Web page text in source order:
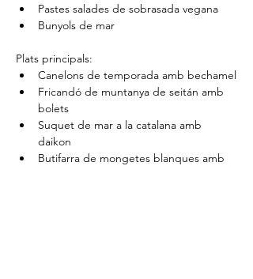
Pastes salades de sobrasada vegana
Bunyols de mar
Plats principals:
Canelons de temporada amb bechamel
Fricandó de muntanya de seitán amb
bolets
Suquet de mar a la catalana amb
daikon
Butifarra de mongetes blanques amb